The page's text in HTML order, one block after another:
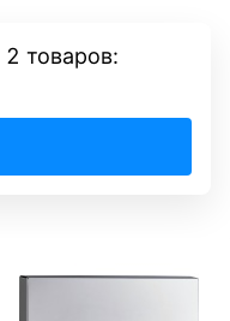
2 товаров: